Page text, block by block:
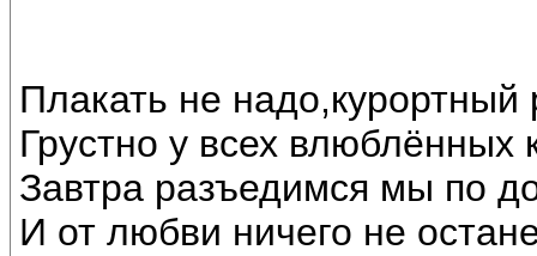
Плакать не надо,курортный
Грустно у всех влюблённых
Завтра разъедимся мы по
И от любви ничего не